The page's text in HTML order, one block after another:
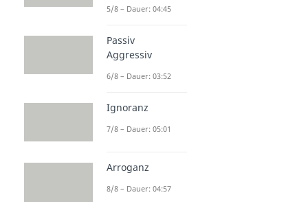
5/8 – Dauer: 04:45
Passiv
Aggressiv
6/8 – Dauer: 03:52
Ignoranz
7/8 – Dauer: 05:01
Arroganz
8/8 – Dauer: 04:57